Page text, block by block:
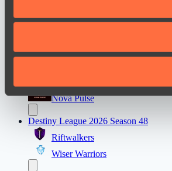
Nova Pulse
Destiny League 2026 Season 48
Riftwalkers
Wiser Warriors